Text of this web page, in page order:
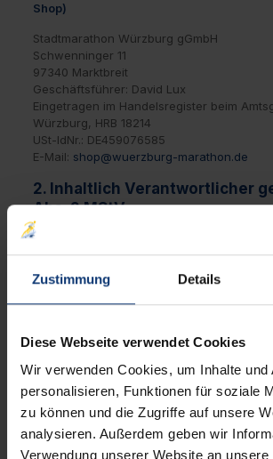
Zustimmung Details
Diese Webseite verwendet Cookies
Wir verwenden Cookies, um Inhalte und
personalisieren, Funktionen für soziale
zu können und die Zugriffe auf unsere
analysieren. Außerdem geben wir
Verwendung unserer Website an
Shop)
Stadtmarathon Würzburg gGmbH
Schwenninger 11
97340 Marktbreit
Geschäftsführer: David Lux
Eingetragen im Handelsregister beim
Würzburg, HRB 18214
USt-IdNr.: DE459076585
E-Mail: shop@wuerzburg-marathon.de
2. Inhaltlich Verantwortlicher
Abs. 2 MStV
David Lux
Stadtmarathon Würzburg gGmbH
Schwenninger 11, 97340 Marktbreit
davidlux@wuerzburg-marathon.de
Online-Streitbeilegung (OS) bereit:
https://ec.europa.eu/consumers/odr/
Unsere E-Mail-Adresse für den Shop
Abschnitt:
shop@wuerzburg-marathon.de